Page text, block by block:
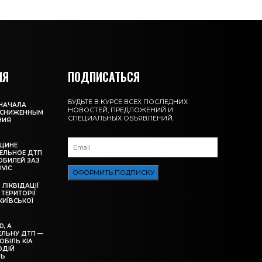
ДТП
ЗАЗ
А
ДТП —
KIA
ПОДПИСАТЬСЯ
БУДЬТЕ В КУРСЕ ВСЕХ ПОСЛЕДНИХ
НОВОСТЕЙ, ПРЕДЛОЖЕНИЙ И
СПЕЦИАЛЬНЫХ ОБЪЯВЛЕНИЙ.
ОФОРМИТЬ ПОДПИСКУ